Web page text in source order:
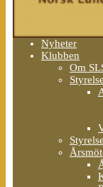
Nyheter
Klubben
Om